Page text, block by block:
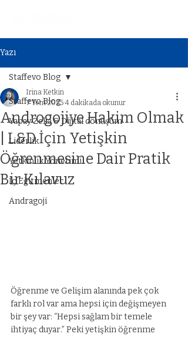
Yazı
Staffevo Blog
Yapay Zeka & Dijital dönüşüm
Liderlik
Yetkinlik Yönetimi
İç Eğitmenler
Andragoji
Staffevo Blog
Androgojiye Hakim Olmak
| L&D İçin Yetişkin
Öğrenmesine Dair Pratik
Bir Kılavuz
Irina Ketkin
7 Tem 2025 4 dakikada okunur
Öğrenme ve Gelişim alanında pek çok
farklı rol var ama hepsi için değişmeyen
bir şey var: “Hepsi sağlam bir temele
ihtiyaç duyar.” Peki yetişkin öğrenme